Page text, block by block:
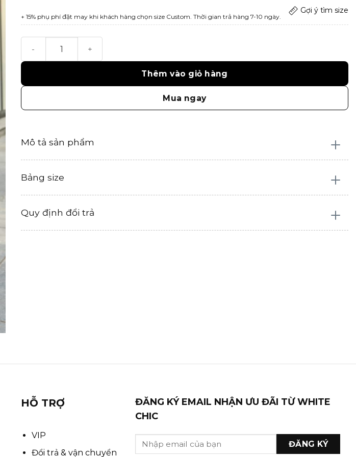
+ 15% phụ phí đặt may khi khách hàng chọn size Custom. Thời gian trả hàng 7-10 ngày.
Gợi ý tìm size
Thêm vào giỏ hàng
Mua ngay
Mô tả sản phẩm
Bảng size
Quy định đổi trả
HỖ TRỢ
VIP
Đổi trả & vận chuyển
ĐĂNG KÝ EMAIL NHẬN ƯU ĐÃI TỪ WHITE
CHIC